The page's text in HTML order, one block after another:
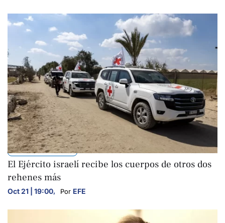
INTERNACIONALES
El Ejército israelí recibe los cuerpos de otros dos
rehenes más
Oct 21 | 19:00, Por EFE